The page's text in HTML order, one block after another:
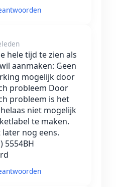
hele tijd te zien als
aanmaken: Geen
mogelijk door
probleem Door
probleem is het
niet mogelijk
te maken.
nog eens.
5554BH